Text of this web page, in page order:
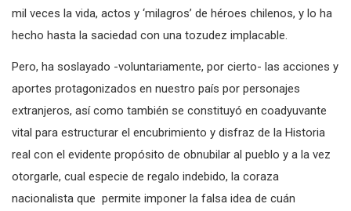
mil veces la vida, actos y ‘milagros’ de héroes chilenos, y lo ha
hecho hasta la saciedad con una tozudez implacable.
Pero, ha soslayado -voluntariamente, por cierto- las acciones y
aportes protagonizados en nuestro país por personajes
extranjeros, así como también se constituyó en coadyuvante
vital para estructurar el encubrimiento y disfraz de la Historia
real con el evidente propósito de obnubilar al pueblo y a la vez
otorgarle, cual especie de regalo indebido, la coraza
nacionalista que permite imponer la falsa idea de cuán